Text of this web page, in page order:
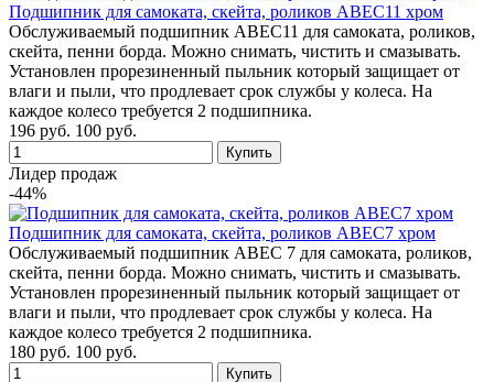
Подшипник для самоката, скейта, роликов ABEC11 хром
Обслуживаемый подшипник ABEC11 для самоката, роликов,
скейта, пенни борда. Можно снимать, чистить и смазывать.
Установлен прорезиненный пыльник который защищает от
влаги и пыли, что продлевает срок службы у колеса. На
каждое колесо требуется 2 подшипника.
196 руб. 100 руб.
Лидер продаж
-44%
Подшипник для самоката, скейта, роликов ABEC7 хром
Обслуживаемый подшипник ABEC 7 для самоката, роликов,
скейта, пенни борда. Можно снимать, чистить и смазывать.
Установлен прорезиненный пыльник который защищает от
влаги и пыли, что продлевает срок службы у колеса. На
каждое колесо требуется 2 подшипника.
180 руб. 100 руб.